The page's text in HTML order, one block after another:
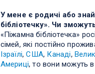
У мене є родичі або
бібліотечку». Чи
«Піжамна бібліотечка»
сімей, які постійно
Ізраїлі,США, Канаді,
Америці, то вони можуть